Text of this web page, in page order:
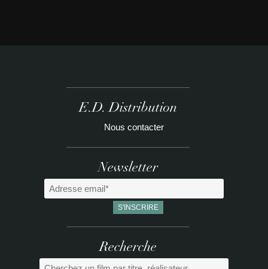
E.D. Distribution
Nous contacter
Newsletter
Recherche